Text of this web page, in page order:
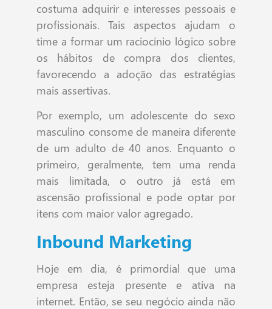
costuma adquirir e interesses pessoais e
profissionais. Tais aspectos ajudam o
time a formar um raciocínio lógico sobre
os hábitos de compra dos clientes,
favorecendo a adoção das estratégias
mais assertivas.
Por exemplo, um adolescente do sexo
masculino consome de maneira diferente
de um adulto de 40 anos. Enquanto o
primeiro, geralmente, tem uma renda
mais limitada, o outro já está em
ascensão profissional e pode optar por
itens com maior valor agregado.
Inbound Marketing
Hoje em dia, é primordial que uma
empresa esteja presente e ativa na
internet. Então, se seu negócio ainda não